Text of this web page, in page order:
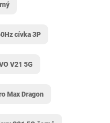
cívka 3P
V21 5G
Max Dragon